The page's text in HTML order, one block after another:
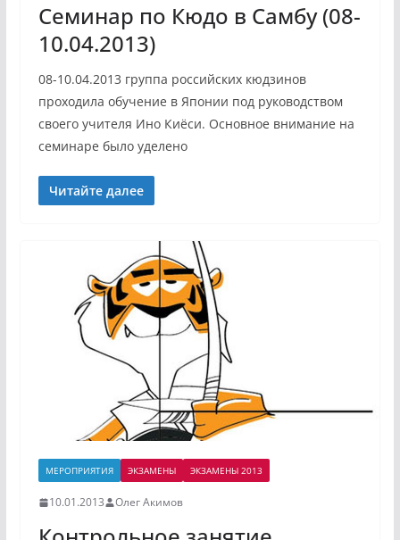
Семинар по Кюдо в Самбу (08-
10.04.2013)
08-10.04.2013 группа российских кюдзинов
проходила обучение в Японии под руководством
своего учителя Ино Киёси. Основное внимание на
семинаре было уделено
Читайте далее
МЕРОПРИЯТИЯ ЭКЗАМЕНЫ ЭКЗАМЕНЫ 2013
10.01.2013 Олег Акимов